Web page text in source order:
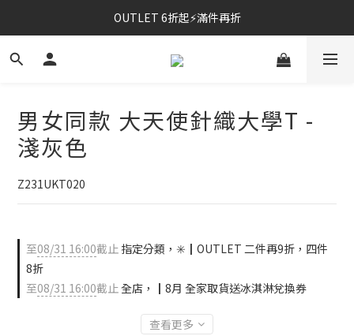
⚡春夏新品｜二件85折
OUTLET 6折起⚡滿件再折
⚡春夏新品｜二件85折
男女同款 大天使針織大學T -
淺灰色
Z231UKT020
至08/31 16:00截止 指定分類，✳️┃OUTLET 二件再9折，四件
8折
至08/31 16:00截止全店，┃8月 全家取貨送冰淇淋兌換券
查看更多